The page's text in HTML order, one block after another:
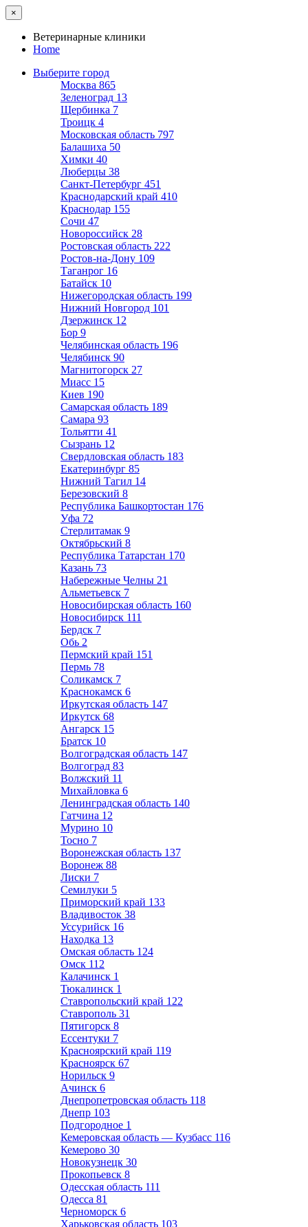
×
Ветеринарные клиники
Home
Выберите город
Москва 865
Зеленоград 13
Щербинка 7
Троицк 4
Московская область 797
Балашиха 50
Химки 40
Люберцы 38
Санкт-Петербург 451
Краснодарский край 410
Краснодар 155
Сочи 47
Новороссийск 28
Ростовская область 222
Ростов-на-Дону 109
Таганрог 16
Батайск 10
Нижегородская область 199
Нижний Новгород 101
Дзержинск 12
Бор 9
Челябинская область 196
Челябинск 90
Магнитогорск 27
Миасс 15
Киев 190
Самарская область 189
Самара 93
Тольятти 41
Сызрань 12
Свердловская область 183
Екатеринбург 85
Нижний Тагил 14
Березовский 8
Республика Башкортостан 176
Уфа 72
Стерлитамак 9
Октябрьский 8
Республика Татарстан 170
Казань 73
Набережные Челны 21
Альметьевск 7
Новосибирская область 160
Новосибирск 111
Бердск 7
Обь 2
Пермский край 151
Пермь 78
Соликамск 7
Краснокамск 6
Иркутская область 147
Иркутск 68
Ангарск 15
Братск 10
Волгоградская область 147
Волгоград 83
Волжский 11
Михайловка 6
Ленинградская область 140
Гатчина 12
Мурино 10
Тосно 7
Воронежская область 137
Воронеж 88
Лиски 7
Семилуки 5
Приморский край 133
Владивосток 38
Уссурийск 16
Находка 13
Омская область 124
Омск 112
Калачинск 1
Тюкалинск 1
Ставропольский край 122
Ставрополь 31
Пятигорск 8
Ессентуки 7
Красноярский край 119
Красноярск 67
Норильск 9
Ачинск 6
Днепропетровская область 118
Днепр 103
Подгородное 1
Кемеровская область — Кузбасс 116
Кемерово 30
Новокузнецк 30
Прокопьевск 8
Одесская область 111
Одесса 81
Черноморск 6
Харьковская область 103